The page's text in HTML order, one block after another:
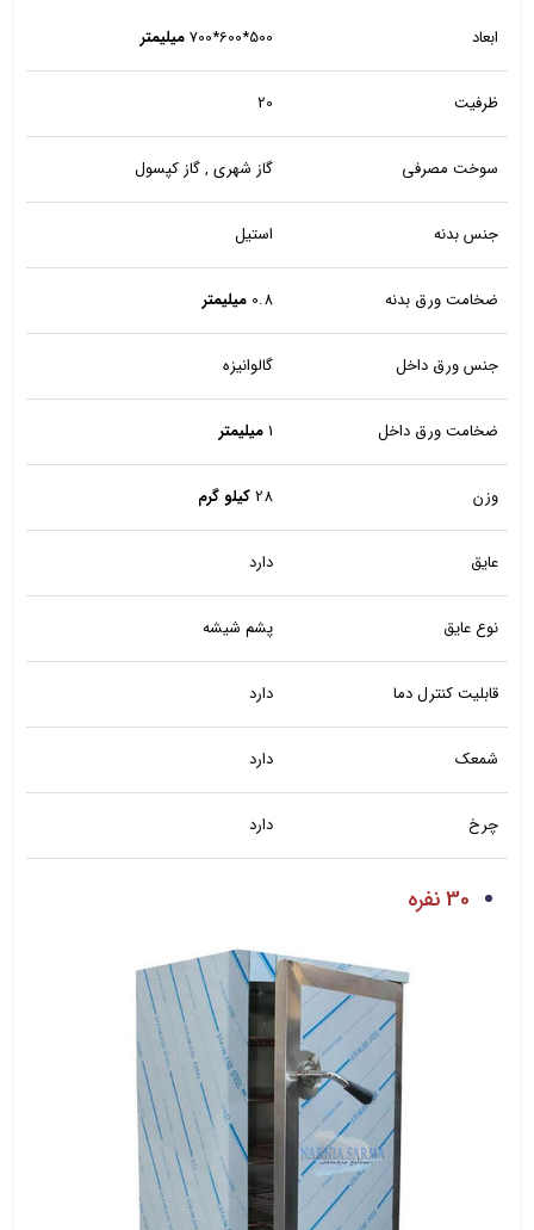
ابعاد 500*600*700 میلیمتر
ظرفیت 20
سوخت مصرفی گاز شهری , گاز کپسول
جنس بدنه استیل
ضخامت ورق بدنه 0.8 میلیمتر
جنس ورق داخل گالوانیزه
ضخامت ورق داخل 1میلیمتر
وزن 28کیلو گرم
عایق دارد
نوع عایق پشم شیشه
قابلیت کنترل دما دارد
شمعک دارد
چرخ دارد
30 نفره